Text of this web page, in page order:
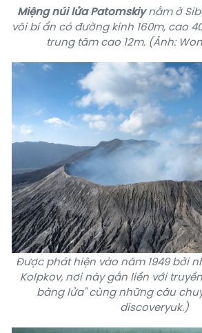
Miệng núi lửa Patomskiynằm ở
vôi bí ẩn có đường kính 160m, cao
trung tâm cao 12m. (Ảnh:
Được phát hiện vào năm 1949 bởi
Kolpkov, nơi này gắn liền với
bàng lửa" cùng những câu
discoveryuk.)